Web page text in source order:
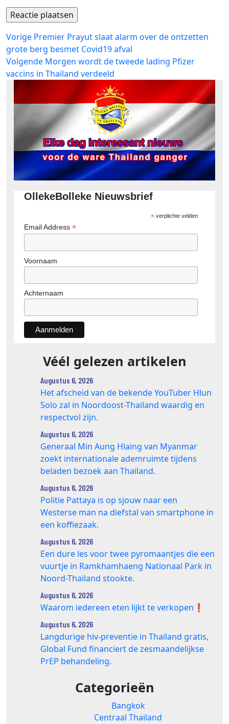
Bericht
navigatie
Vorige Vorig
bericht:
Premier Prayut slaat alarm over de ontzetten
grote berg besmet Covid19 afval
Volgende Volgend
bericht:
Morgen wordt de tweede lading Pfizer
vaccins in Thailand verdeeld
OllekeBolleke Nieuwsbrief
*verplichte velden
Email Address *
Voornaam
Achternaam
Véél gelezen artikelen
Augustus 6, 2026
Het afscheid van de bekende YouTuber Hlun
Solo zal in Noordoost-Thailand waardig en
respectvol zijn.
Augustus 6, 2026
Generaal Min Aung Hlaing van Myanmar
zoekt internationale ademruimte tijdens
beladen bezoek aan Thailand.
Augustus 6, 2026
Politie Pattaya is op sjouw naar een
Westerse man na diefstal van smartphone in
een koffiezaak.
Augustus 6, 2026
Een dure les voor twee pyromaantjes die een
vuurtje in Ramkhamhaeng Nationaal Park in
Noord-Thailand stookte.
Augustus 6, 2026
Waarom iedereen eten lijkt te verkopen❗️
Augustus 6, 2026
Langdurige hiv-preventie in Thailand gratis,
Global Fund financiert de zesmaandelijkse
PrEP behandeling.
Categorieën
Bangkok
Centraal Thailand